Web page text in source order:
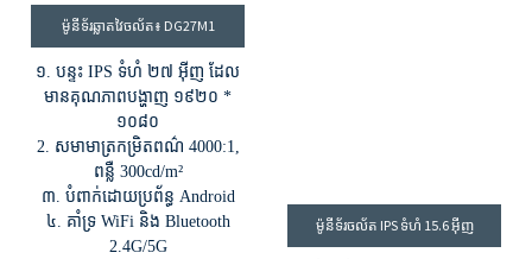
ម៉ូនីទ័រឆ្លាតវៃចល័ត៖ DG27M1
១. បន្ទះ IPS ទំហំ ២៧ អ៊ីញ ដែល
មានគុណភាពបង្ហាញ ១៩២០ *
១០៨០
2. សមាមាត្រកម្រិតពណ៌ 4000:1,
ពន្លឺ 300cd/m²
៣. បំពាក់ដោយប្រព័ន្ធ Android
៤. គាំទ្រ WiFi និង Bluetooth
2.4G/5G
ម៉ូនីទ័រចល័ត IPS ទំហំ 15.6 អ៊ីញ